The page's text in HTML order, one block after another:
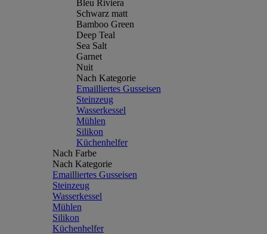
Bleu Riviera
Schwarz matt
Bamboo Green
Deep Teal
Sea Salt
Garnet
Nuit
Nach Kategorie
Emailliertes Gusseisen
Steinzeug
Wasserkessel
Mühlen
Silikon
Küchenhelfer
Nach Farbe
Nach Kategorie
Emailliertes Gusseisen
Steinzeug
Wasserkessel
Mühlen
Silikon
Küchenhelfer